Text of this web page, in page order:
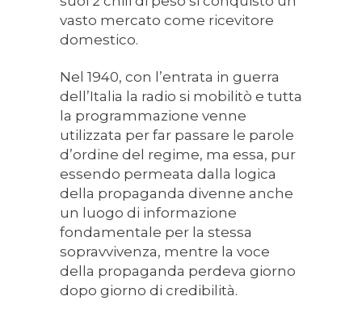
vasto mercato come ricevitore
domestico.
Nel 1940, con l’entrata in guerra
dell’Italia la radio si mobilitò e tutta
la programmazione venne
utilizzata per far passare le parole
d’ordine del regime, ma essa, pur
essendo permeata dalla logica
della propaganda divenne anche
un luogo di informazione
fondamentale per la stessa
sopravvivenza, mentre la voce
della propaganda perdeva giorno
dopo giorno di credibilità.